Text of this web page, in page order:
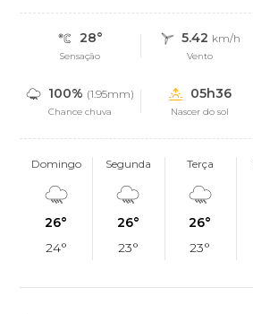
28°
Sensação
5.42 km/h
Vento
100% (1.95mm)
Chance chuva
05h36
Nascer do sol
Domingo
26°
24°
Segunda
26°
23°
Terça
26°
23°